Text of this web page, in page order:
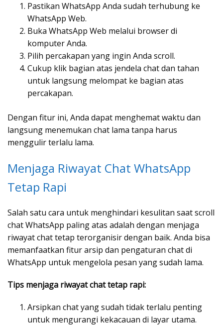
Pastikan WhatsApp Anda sudah terhubung ke
WhatsApp Web.
Buka WhatsApp Web melalui browser di
komputer Anda.
Pilih percakapan yang ingin Anda scroll.
Cukup klik bagian atas jendela chat dan tahan
untuk langsung melompat ke bagian atas
percakapan.
Dengan fitur ini, Anda dapat menghemat waktu dan
langsung menemukan chat lama tanpa harus
menggulir terlalu lama.
Menjaga Riwayat Chat WhatsApp
Tetap Rapi
Salah satu cara untuk menghindari kesulitan saat scroll
chat WhatsApp paling atas adalah dengan menjaga
riwayat chat tetap terorganisir dengan baik. Anda bisa
memanfaatkan fitur arsip dan pengaturan chat di
WhatsApp untuk mengelola pesan yang sudah lama.
Tips menjaga riwayat chat tetap rapi:
Arsipkan chat yang sudah tidak terlalu penting
untuk mengurangi kekacauan di layar utama.